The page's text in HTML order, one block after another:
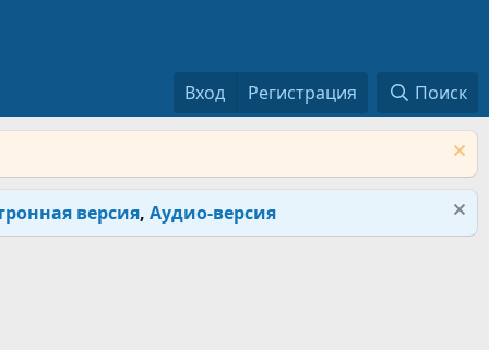
Вход Регистрация Поиск
версия, Аудио-версия